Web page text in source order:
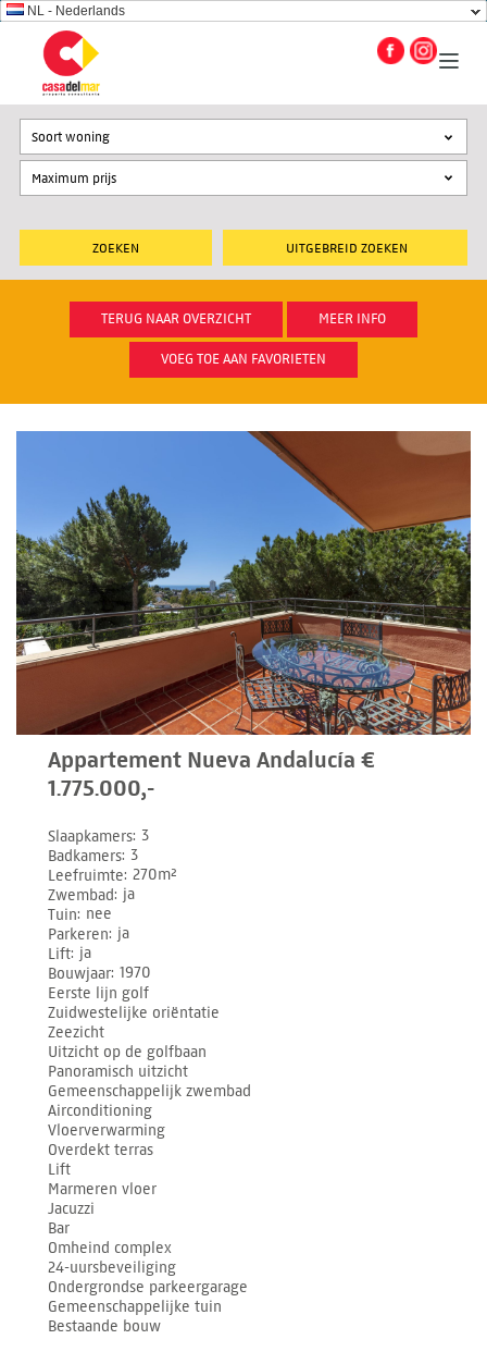
NL - Nederlands
UITGEBREID ZOEKEN
Soort woning
TERUG NAAR OVERZICHT MEER INFO
VOEG TOE AAN FAVORIETEN
Appartement Nueva Andalucía €
1.775.000,-
Slaapkamers 3
Badkamers 3
Leefruimte 270m²
Zwembad ja
Tuin nee
Parkeren ja
Lift ja
Bouwjaar 1970
Eerste lijn golf
Zuidwestelijke oriëntatie
Zeezicht
Uitzicht op de golfbaan
Panoramisch uitzicht
Gemeenschappelijk zwembad
Airconditioning
Vloerverwarming
Overdekt terras
Lift
Marmeren vloer
Jacuzzi
Bar
Omheind complex
24-uursbeveiliging
Ondergrondse parkeergarage
Gemeenschappelijke tuin
Bestaande bouw